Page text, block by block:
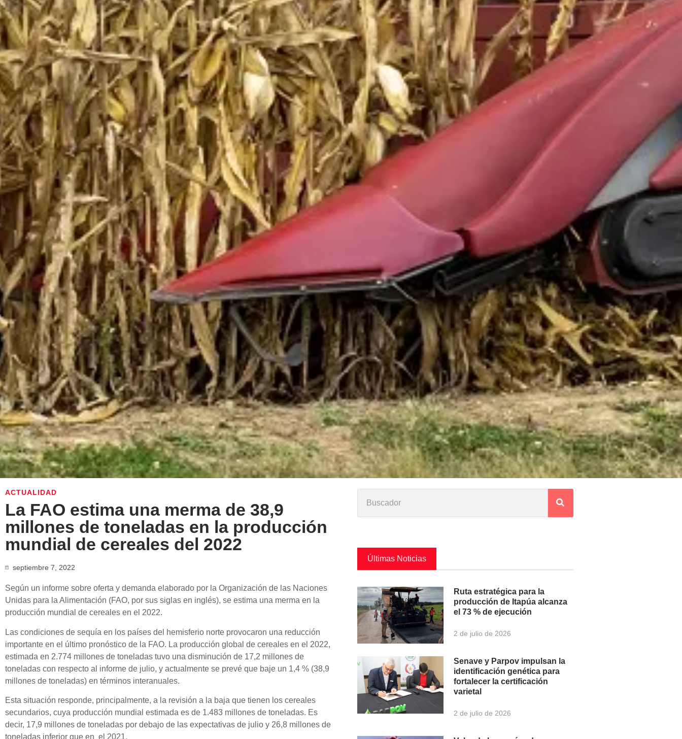
ACTUALIDAD
La FAO estima una merma de 38,9
millones de toneladas en la producción
mundial de cereales del 2022
septiembre 7, 2022
Según un informe sobre oferta y demanda elaborado por la Organización de las Naciones
Unidas para la Alimentación (FAO, por sus siglas en inglés), se estima una merma en la
producción mundial de cereales en el 2022.
Las condiciones de sequía en los países del hemisferio norte provocaron una reducción
importante en el último pronóstico de la FAO. La producción global de cereales en el 2022,
estimada en 2.774 millones de toneladas tuvo una disminución de 17,2 millones de
toneladas con respecto al informe de julio, y actualmente se prevé que baje un 1,4 % (38,9
millones de toneladas) en términos interanuales.
Esta situación responde, principalmente, a la revisión a la baja que tienen los cereales
secundarios, cuya producción mundial estimada es de 1.483 millones de toneladas. Es
decir, 17,9 millones de toneladas por debajo de las expectativas de julio y 26,8 millones de
toneladas inferior que en el 2021.
Últimas Noticias
Ruta estratégica para la
producción de Itapúa alcanza
el 73 % de ejecución
2 de julio de 2026
Senave y Parpov impulsan la
identificación genética para
fortalecer la certificación
varietal
2 de julio de 2026